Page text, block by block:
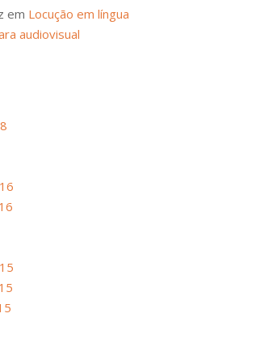
em Locução em língua
audiovisual